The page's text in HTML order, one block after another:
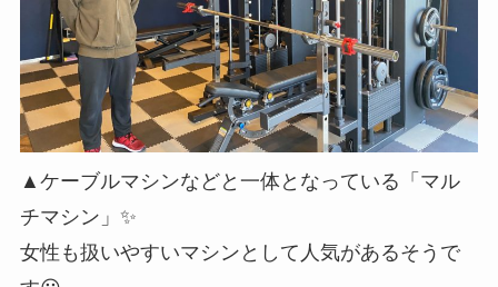
▲ケーブルマシンなどと一体となっている「マル
チマシン」✨
女性も扱いやすいマシンとして人気があるそうで